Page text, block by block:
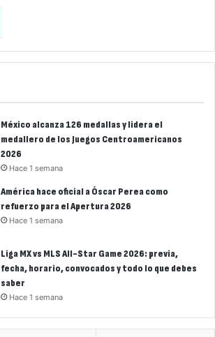
México alcanza 126 medallas y lidera el
medallero de los Juegos Centroamericanos
2026
Hace 1 semana
América hace oficial a Óscar Perea como
refuerzo para el Apertura 2026
Hace 1 semana
Liga MX vs MLS All-Star Game 2026: previa,
fecha, horario, convocados y todo lo que debes
saber
Hace 1 semana